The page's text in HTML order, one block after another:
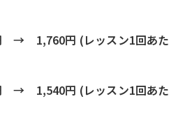
→ 1,760円 (レッスン1回あた
→ 1,540円 (レッスン1回あた